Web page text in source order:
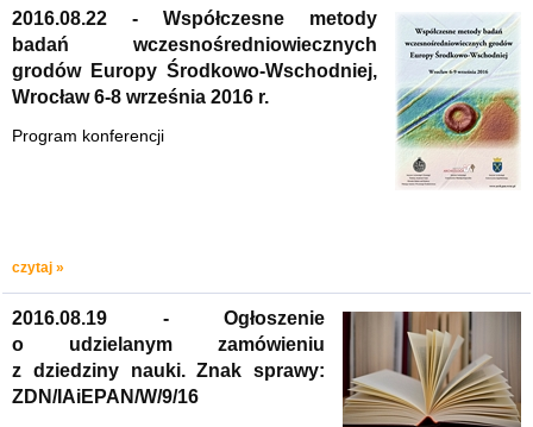
2016.08.22 - Współczesne metody
badań wczesnośredniowiecznych
grodów Europy Środkowo-Wschodniej,
Wrocław 6-8 września 2016 r.
Program konferencji
czytaj »
2016.08.19 - Ogłoszenie
o udzielanym zamówieniu
z dziedziny nauki. Znak sprawy:
ZDN/IAiEPAN/W/9/16